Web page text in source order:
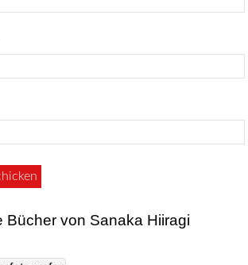
Bücher von Sanaka Hiiragi